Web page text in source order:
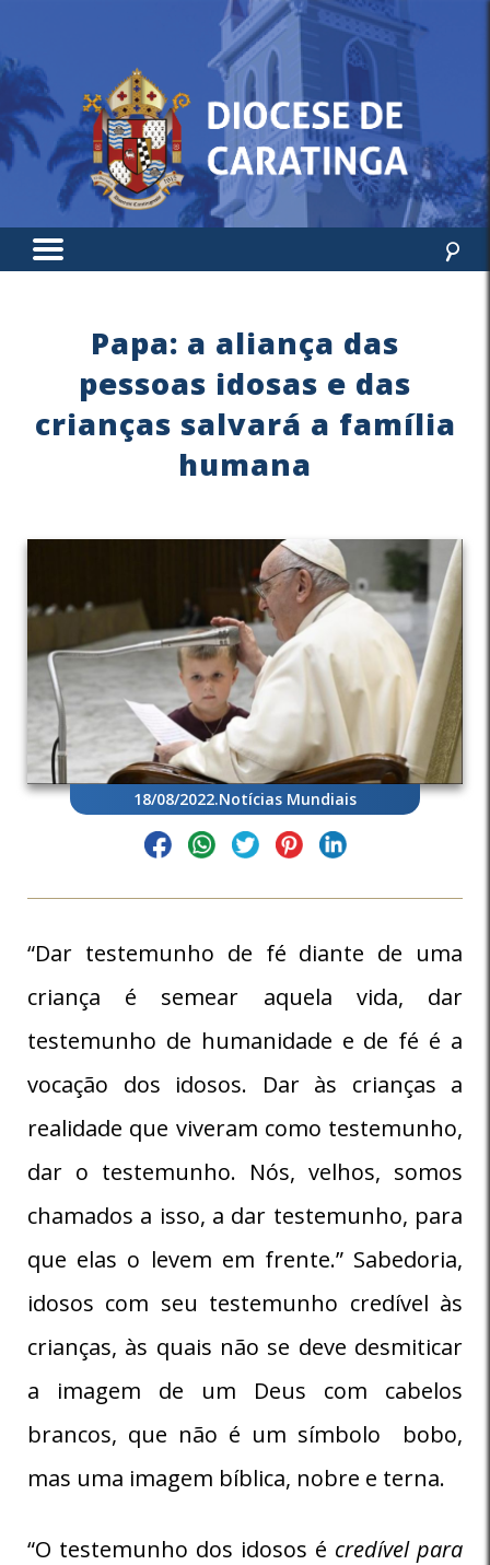
Papa: a aliança das
pessoas idosas e das
crianças salvará a família
humana
18/08/2022.Notícias Mundiais
“Dar testemunho de fé diante de uma
criança é semear aquela vida, dar
testemunho de humanidade e de fé é a
vocação dos idosos. Dar às crianças a
realidade que viveram como testemunho,
dar o testemunho. Nós, velhos, somos
chamados a isso, a dar testemunho, para
que elas o levem em frente.” Sabedoria,
idosos com seu testemunho credível às
crianças, às quais não se deve desmiticar
a imagem de um Deus com cabelos
brancos, que não é um símbolo bobo,
mas uma imagem bíblica, nobre e terna.
“O testemunho dos idosos é credível para